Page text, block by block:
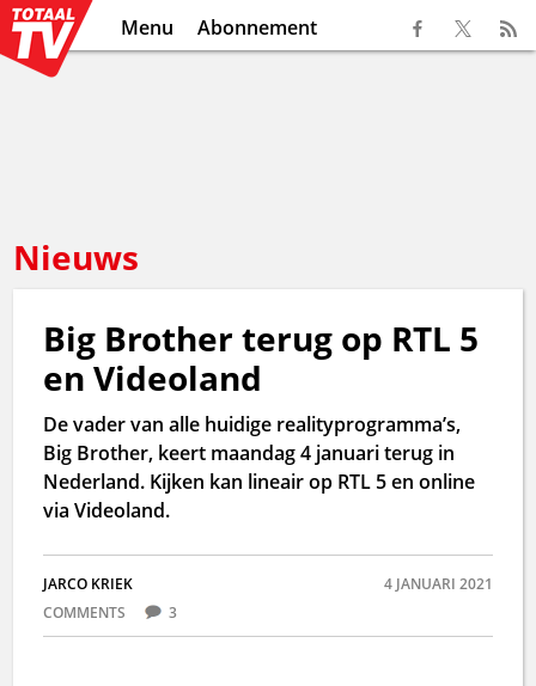
Menu Abonnement
Nieuws
Big Brother terug op RTL 5
en Videoland
De vader van alle huidige realityprogramma’s,
Big Brother, keert maandag 4 januari terug in
Nederland. Kijken kan lineair op RTL 5 en online
via Videoland.
JARCO KRIEK
4 JANUARI 2021
COMMENTS
3